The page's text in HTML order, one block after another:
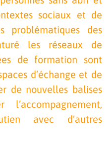
sociaux et de
problématiques des
les réseaux de
de formation sont
d’échange et de
de nouvelles balises
avec d’autres